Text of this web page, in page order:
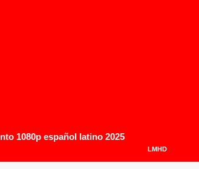
1080p español latino 2025
LMHD